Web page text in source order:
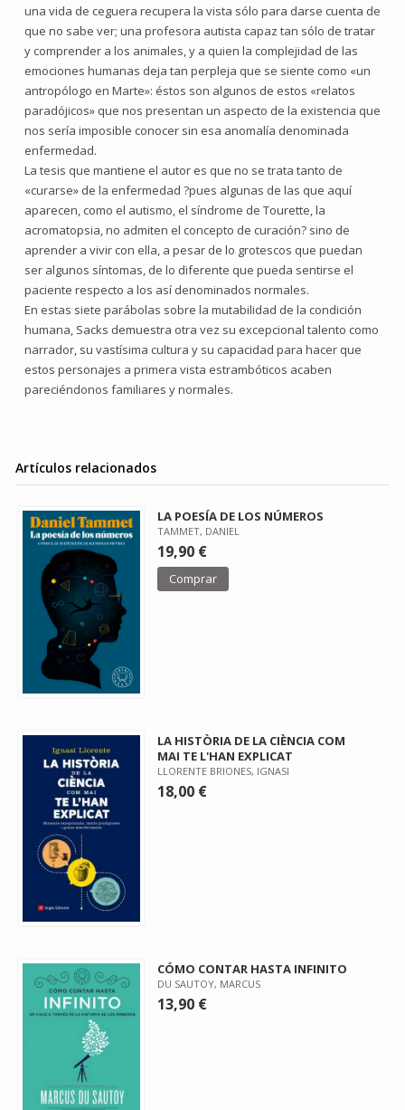
una vida de ceguera recupera la vista sólo para darse cuenta de
que no sabe ver; una profesora autista capaz tan sólo de tratar
y comprender a los animales, y a quien la complejidad de las
emociones humanas deja tan perpleja que se siente como «un
antropólogo en Marte»: éstos son algunos de estos «relatos
paradójicos» que nos presentan un aspecto de la existencia que
nos sería imposible conocer sin esa anomalía denominada
enfermedad.
La tesis que mantiene el autor es que no se trata tanto de
«curarse» de la enfermedad ?pues algunas de las que aquí
aparecen, como el autismo, el síndrome de Tourette, la
acromatopsia, no admiten el concepto de curación? sino de
aprender a vivir con ella, a pesar de lo grotescos que puedan
ser algunos síntomas, de lo diferente que pueda sentirse el
paciente respecto a los así denominados normales.
En estas siete parábolas sobre la mutabilidad de la condición
humana, Sacks demuestra otra vez su excepcional talento como
narrador, su vastísima cultura y su capacidad para hacer que
estos personajes a primera vista estrambóticos acaben
pareciéndonos familiares y normales.
Artículos relacionados
LA POESÍA DE LOS NÚMEROS
TAMMET, DANIEL
19,90 €
Comprar
LA HISTÒRIA DE LA CIÈNCIA COM
MAI TE L'HAN EXPLICAT
LLORENTE BRIONES, IGNASI
18,00 €
CÓMO CONTAR HASTA INFINITO
DU SAUTOY, MARCUS
13,90 €